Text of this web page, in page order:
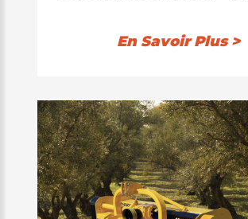
marteaux. Recommandé pour la
compose d'un châssis
construit entièrement avec
Double position du
autonettoyant 2) arrière. Les
de contre-couteaux installées à
garantissent une excellente
En Savoir Plus >